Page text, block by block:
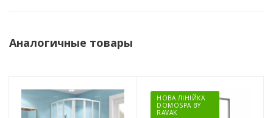
Аналогичные товары
НОВА ЛІНІЙКА
DOMOSPA BY
RAVAK